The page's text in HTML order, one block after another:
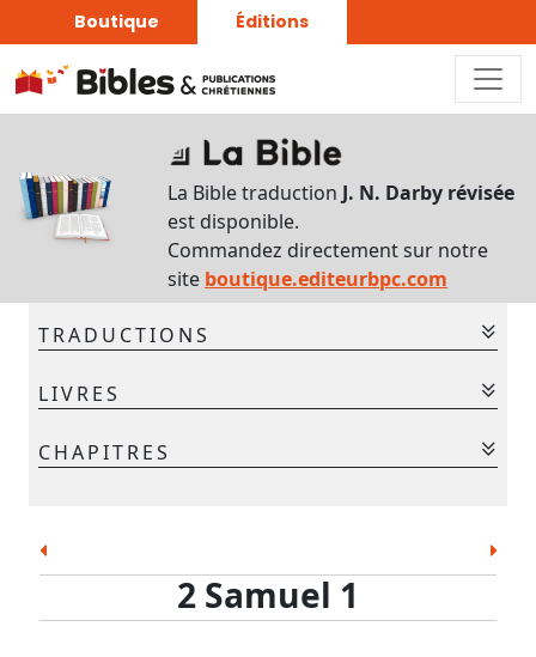
Boutique Éditions
La Bible traduction J. N. Darby révisée
est disponible.
Commandez directement sur notre
site boutique.editeurbpc.com
TRADUCTIONS
La Bible - Traduction J. N. Darby
LIVRES
Ancien Testament
Jér. Lam. Ézé.
CHAPITRES
17 18 19
22
23 24
2 Samuel 1
ce
chapitre
Interlinéaire
Français-
hébreu
bibliques
les
Écritures